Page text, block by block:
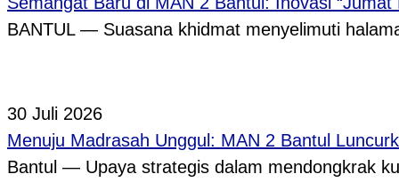
BANTUL — Suasana khidmat menyelimuti
30 Juli 2026
Menuju Madrasah Unggul: MAN 2 Bantul
Bantul — Upaya strategis dalam mendongkrak